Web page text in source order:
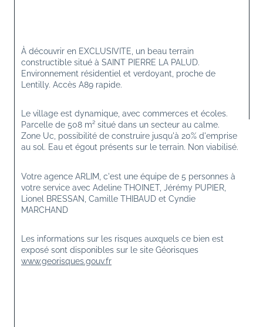
À découvrir en EXCLUSIVITE, un beau terrain
constructible situé à SAINT PIERRE LA PALUD.
Environnement résidentiel et verdoyant, proche de
Lentilly. Accès A89 rapide.
Le village est dynamique, avec commerces et écoles.
Parcelle de 508 m² situé dans un secteur au calme.
Zone Uc, possibilité de construire jusqu'à 20% d'emprise
au sol. Eau et égout présents sur le terrain. Non viabilisé.
Votre agence ARLIM, c'est une équipe de 5 personnes à
votre service avec Adeline THOINET, Jérémy PUPIER,
Lionel BRESSAN, Camille THIBAUD et Cyndie
MARCHAND
Les informations sur les risques auxquels ce bien est
exposé sont disponibles sur le site Géorisques
www.georisques.gouv.fr